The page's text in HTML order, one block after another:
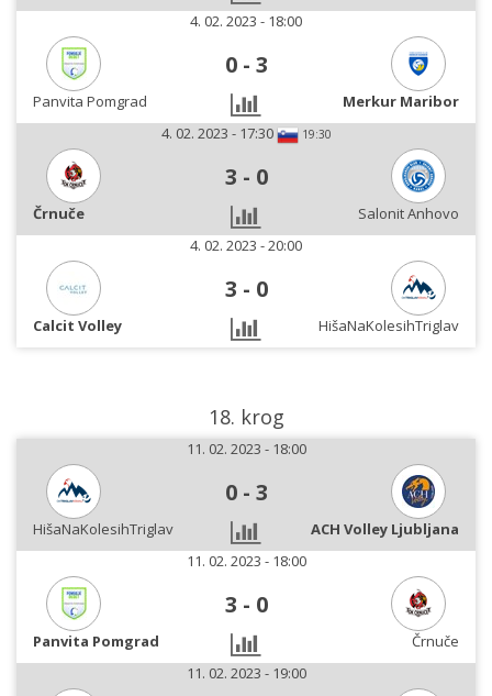
4. 02. 2023 - 18:00
0 - 3
Panvita Pomgrad
Merkur Maribor
4. 02. 2023 - 17:30
19:30
3 - 0
Črnuče
Salonit Anhovo
4. 02. 2023 - 20:00
3 - 0
Calcit Volley HišaNaKolesihTriglav
18. krog
11. 02. 2023 - 18:00
0 - 3
HišaNaKolesihTriglav
ACH Volley Ljubljana
11. 02. 2023 - 18:00
3 - 0
Panvita Pomgrad
Črnuče
11. 02. 2023 - 19:00